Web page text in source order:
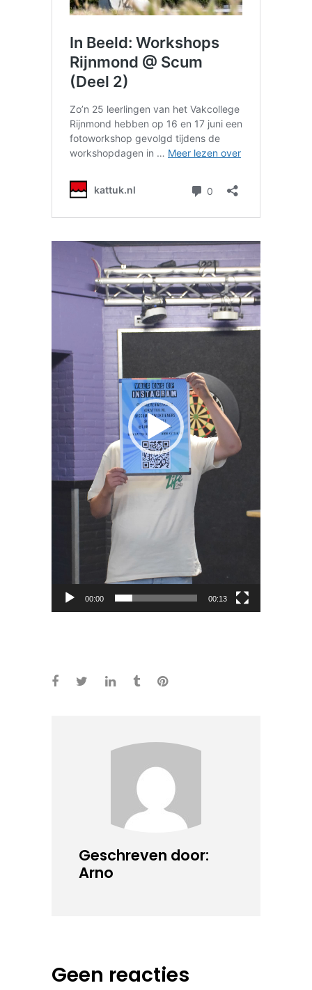
Videospeler
00:00 00:13
Geschreven door:
Arno
Geen reacties